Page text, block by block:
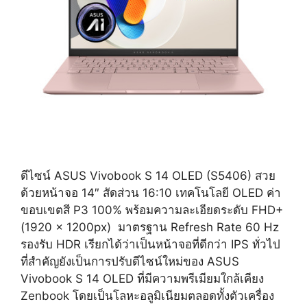
ดีไซน์ ASUS Vivobook S 14 OLED (S5406) สวย
ด้วยหน้าจอ 14″ สัดส่วน 16:10 เทคโนโลยี OLED ค่า
ขอบเขตสี P3 100% พร้อมความละเอียดระดับ FHD+
(1920 x 1200px) มาตรฐาน Refresh Rate 60 Hz
รองรับ HDR เรียกได้ว่าเป็นหน้าจอที่ดีกว่า IPS ทั่วไป
ที่สำคัญยังเป็นการปรับดีไซน์ใหม่ของ ASUS
Vivobook S 14 OLED ที่มีความพรีเมียมใกล้เคียง
Zenbook โดยเป็นโลหะอลูมิเนียมตลอดทั้งตัวเครื่อง